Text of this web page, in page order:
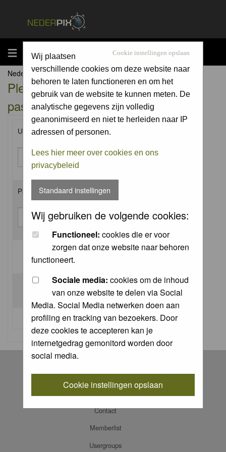
MENU Cookie instellingen opslaan
Wij plaatsen
verschillende cookies om deze website naar
behoren te laten functioneren en om het
gebruik van de website te kunnen meten. De
analytische gegevens zijn volledig
geanonimiseerd en niet te herleiden naar IP
adressen of personen.
Lees hier meer over cookies en ons
privacybeleid
Standaard instellingen
Wij gebruiken de volgende cookies:
Functioneel: cookies die er voor
zorgen dat onze website naar behoren
functioneert.
Sociale media: cookies om de inhoud
van onze website te delen via Social
Media. Social Media netwerken doen aan
profiling en tracking van bezoekers. Door
deze cookies te accepteren kan je
internetgedrag gemonitord worden door
social media.
Cookie instellingen opslaan
Nederpix.nl Forum Index
Please enter your username and
password to log in.
Username:
Password:
Log me on automatically each visit:
I forgot my password
Log in
Contact
Memberlist
Usergroups